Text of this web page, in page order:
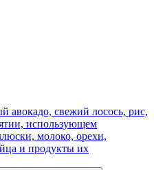
свежий лосось, рис,
использующем
молоко, орехи,
и продукты их